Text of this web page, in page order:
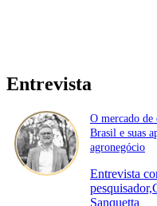
Entrevista
O mercado de
Brasil e suas
agronegócio
Entrevista
Sanquetta